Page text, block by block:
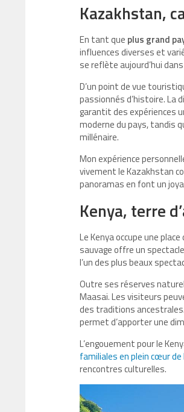
Kazakhstan,
En tant que plus grand
influences diverses et
se reflète aujourd’hui
D’un point de vue
passionnés d’histoire. La
garantit des expériences
moderne du pays, tandis
millénaire.
Mon expérience
vivement le Kazakhstan
panoramas en font un
Kenya, terre
Le Kenya occupe une
sauvage offre un
l’un des plus beaux
Outre ses réserves
Maasai. Les visiteurs
des traditions
permet d’apporter une
L’engouement pour le
familiales en plein cœur de
rencontres culturelles.